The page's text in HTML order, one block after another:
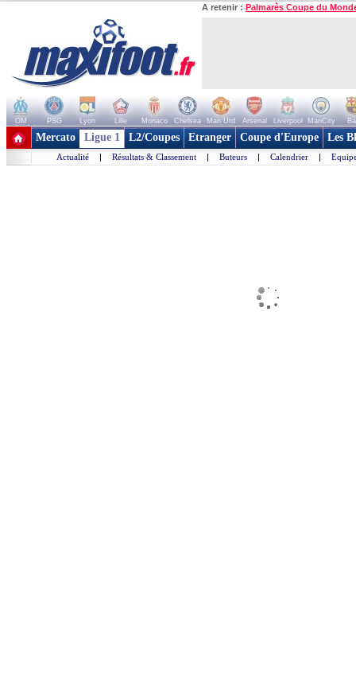
A retenir : Palmarès Coupe du
OM PSG Lyon Lille Monaco Chelsea Man Utd Arsenal Liverpool ManCity
+ de clubs
Mercato Ligue 1 L2/Coupes Etranger Coupe d'Europe Les
Actualité | Résultats & Classement | Buteurs | Calendrier |